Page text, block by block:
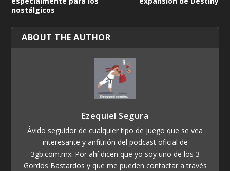
nostálgicos
ABOUT THE AUTHOR
Ezequiel Segura
Ávido seguidor de cualquier tipo de juego que se vea
interesante y anfitrión del podcast oficial de
3gb.com.mx. Por ahí dicen que yo soy uno de los 3
Gordos Bastardos y que me pueden contactar a través